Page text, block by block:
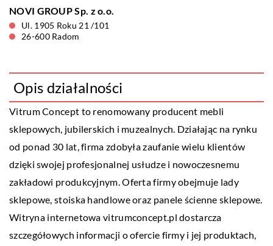
NOVI GROUP Sp. z o.o.
Ul. 1905 Roku 21 /101
26-600 Radom
Opis działalności
Vitrum Concept to renomowany producent mebli
sklepowych, jubilerskich i muzealnych. Działając na rynku
od ponad 30 lat, firma zdobyła zaufanie wielu klientów
dzięki swojej profesjonalnej usłudze i nowoczesnemu
zakładowi produkcyjnym. Oferta firmy obejmuje lady
sklepowe, stoiska handlowe oraz panele ścienne sklepowe.
Witryna internetowa vitrumconcept.pl dostarcza
szczegółowych informacji o ofercie firmy i jej produktach,